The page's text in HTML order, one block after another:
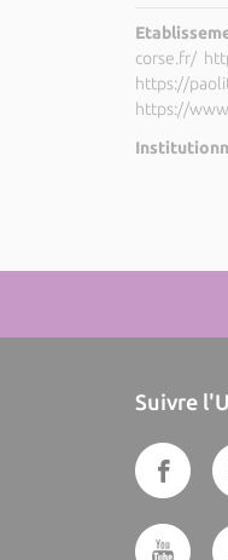
corse.fr/
https://
https://
Suivre